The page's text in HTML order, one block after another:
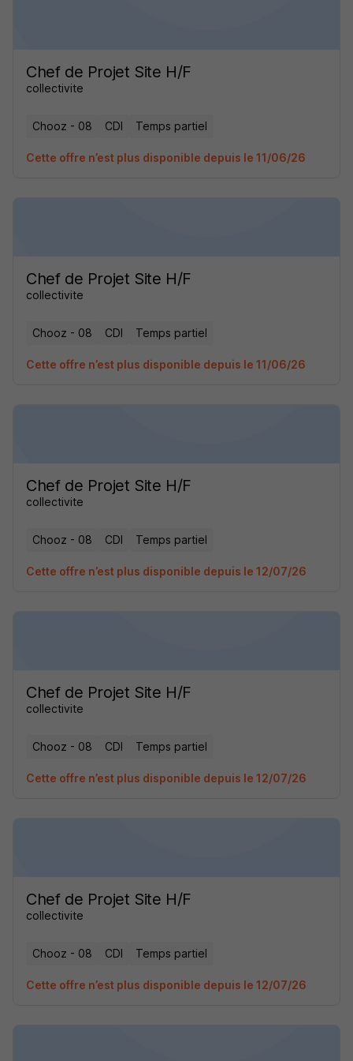
Chef de Projet Site H/F
collectivite
Chooz - 08 CDI Temps partiel
Cette offre n’est plus disponible depuis le 11/06/26
Chef de Projet Site H/F
collectivite
Chooz - 08 CDI Temps partiel
Cette offre n’est plus disponible depuis le 11/06/26
Chef de Projet Site H/F
collectivite
Chooz - 08 CDI Temps partiel
Cette offre n’est plus disponible depuis le 12/07/26
Chef de Projet Site H/F
collectivite
Chooz - 08 CDI Temps partiel
Cette offre n’est plus disponible depuis le 12/07/26
Chef de Projet Site H/F
collectivite
Chooz - 08 CDI Temps partiel
Cette offre n’est plus disponible depuis le 12/07/26